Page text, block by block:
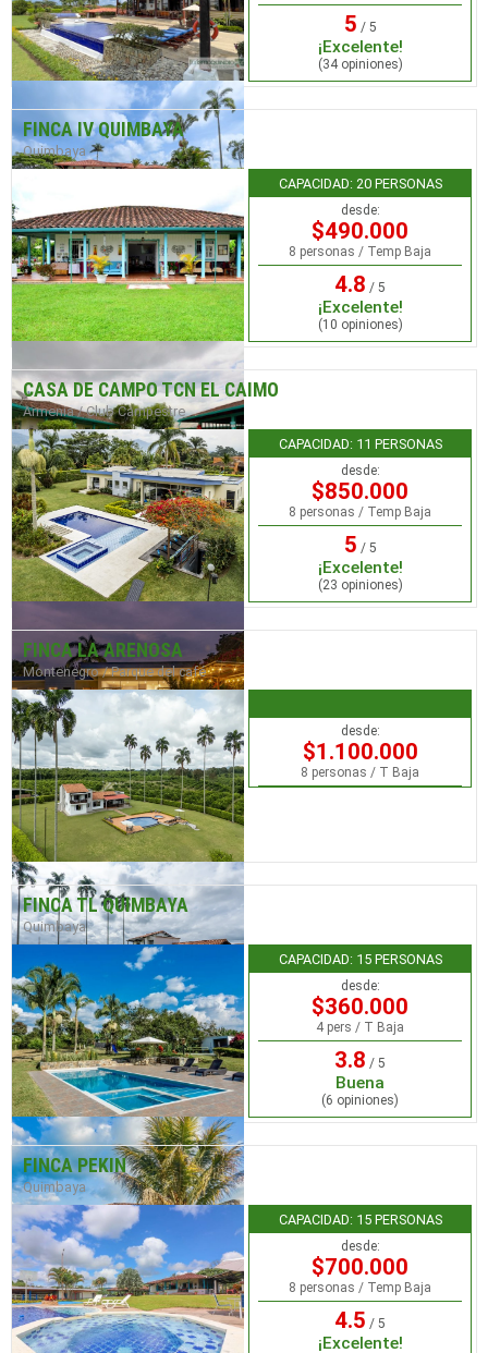
5 / 5
¡Excelente!
(34 opiniones)
FINCA IV QUIMBAYA
Quimbaya
CAPACIDAD: 20 PERSONAS
desde:
$490.000
8 personas / Temp Baja
4.8 / 5
¡Excelente!
(10 opiniones)
CASA DE CAMPO TCN EL CAIMO
Armenia / Club Campestre
CAPACIDAD: 11 PERSONAS
desde:
$850.000
8 personas / Temp Baja
5 / 5
¡Excelente!
(23 opiniones)
FINCA LA ARENOSA
Montenegro / Parque del café
desde:
$1.100.000
8 personas / T Baja
FINCA TL QUIMBAYA
Quimbaya
CAPACIDAD: 15 PERSONAS
desde:
$360.000
4 pers / T Baja
3.8 / 5
Buena
(6 opiniones)
FINCA PEKIN
Quimbaya
CAPACIDAD: 15 PERSONAS
desde:
$700.000
8 personas / Temp Baja
4.5 / 5
¡Excelente!